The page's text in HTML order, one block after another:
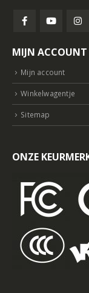
MIJN ACCOUNT
Mijn account
Winkelwagentje
Sitemap
ONZE